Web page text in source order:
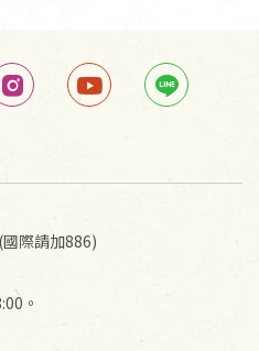
用原箱退回，導致書籍有
角，將不接受退貨，也不
法寶故，里仁網購無法
抄稿寄還給消費者，因而
費者負擔。
(國際請加886)
。